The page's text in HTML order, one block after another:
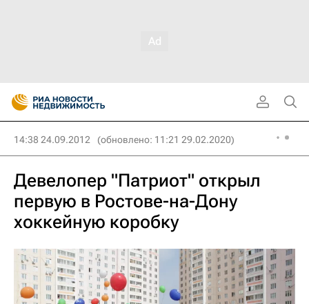
14:38 24.09.2012 (обновлено: 11:21 29.02.2020)
Девелопер "Патриот" открыл
первую в Ростове-на-Дону
хоккейную коробку